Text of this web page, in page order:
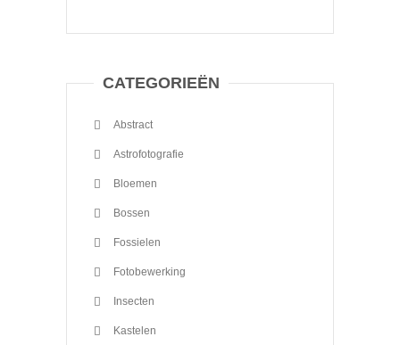
CATEGORIEËN
Abstract
Astrofotografie
Bloemen
Bossen
Fossielen
Fotobewerking
Insecten
Kastelen